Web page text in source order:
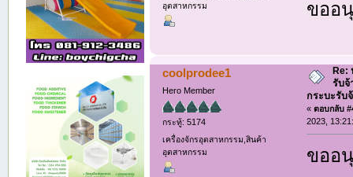
อุตสาหกรรม
ขออ
coolprodee1
Hero Member
กระทู้: 5174
เครื่องจักรอุตสาหกรรม,สินค้า
อุตสาหกรรม
Re:
รับจ้
กระบะรับ
«ตอบกลับ
2023,
ขออ